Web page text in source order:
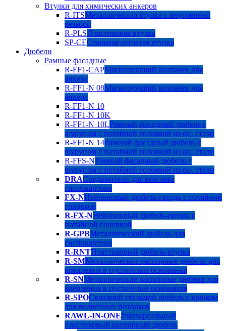
Втулки для химических анкеров
R-ITSМеталлическая втулка с внутренней
резьбой
R-PLSПластиковая втулка
SP-CEСтальная сетчатая втулка
Дюбели
Рамные фасадные
R-FF1-CAPМаскирующий колпачек для
анкера
R-FF1-N 08Маскирующий колпачек для
анкера
R-FF1-N 10
R-FF1-N 10K
R-FF1-N 10LРамный фасадный дюбель с
шурупом с потайной головкой из оц. стали
R-FF1-N 14Рамный фасадный дюбель с
шурупом с потайной головкой из оц. стали
R-FFS-NРамный фасадный дюбель с
шурупом с потайной головкой из оц. стали
DRAСоединители для монтажа
гипсокартона
FX-NНейлоновый дюбель-гвоздь с потайной
головкой
R-FX-NНейлоновый дюбель-гвоздь с
потайной головкой
R-GPBМеталлический дюбель для
гиспокартона
R-RNTПластиковый дюбель-втулка
R-SMМеталлические распорные дюбели для
крепления в пустотелые основания
R-SNМеталлические распорные дюбели для
крепления в пустотелые основания
R-SPOСкладной стальной дюбель с крюком
для подвесных потолков
RAWL-IN-ONEУниверсальный
пластиковый распорный дюбель